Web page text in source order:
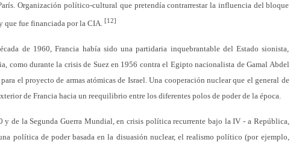
Organización político-cultural que pretendía contrarrestar la influencia del bloque
que fue financiada por la CIA. [12]
de 1960, Francia había sido una partidaria inquebrantable del Estado sionista,
como durante la crisis de Suez en 1956 contra el Egipto nacionalista de Gamal Abdel
el proyecto de armas atómicas de Israel. Una cooperación nuclear que el general de
de Francia hacia un reequilibrio entre los diferentes polos de poder de la época.
y de la Segunda Guerra Mundial, en crisis política recurrente bajo la IV - a República,
política de poder basada en la disuasión nuclear, el realismo político (por ejemplo,